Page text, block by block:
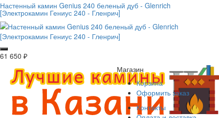
Настенный камин Genius 240 беленый дуб - Glenrich
[Электрокамин Гениус 240 - Гленрич]
61 650 ₽
Магазин
Корзина
Оформить заказ
Контакты